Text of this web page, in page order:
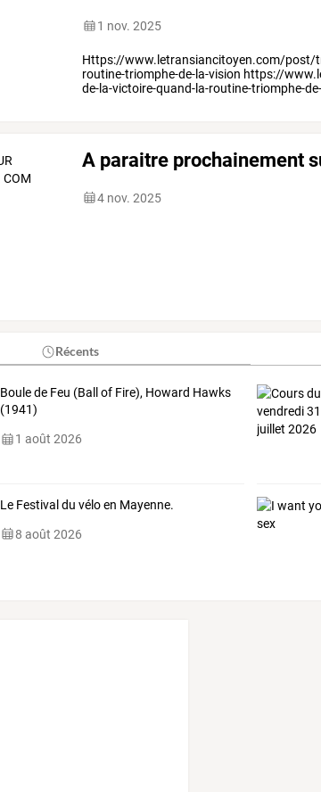
1 nov. 2025
Https://www.letransiancitoyen.com/post/
routine-triomphe-de-la-vision https://
de-la-victoire-quand-la-routine-triomphe-
A paraitre prochainement
4 nov. 2025
Récents
Boule de Feu (Ball of Fire), Howard Hawks
(1941)
1 août 2026
Le Festival du vélo en Mayenne.
8 août 2026